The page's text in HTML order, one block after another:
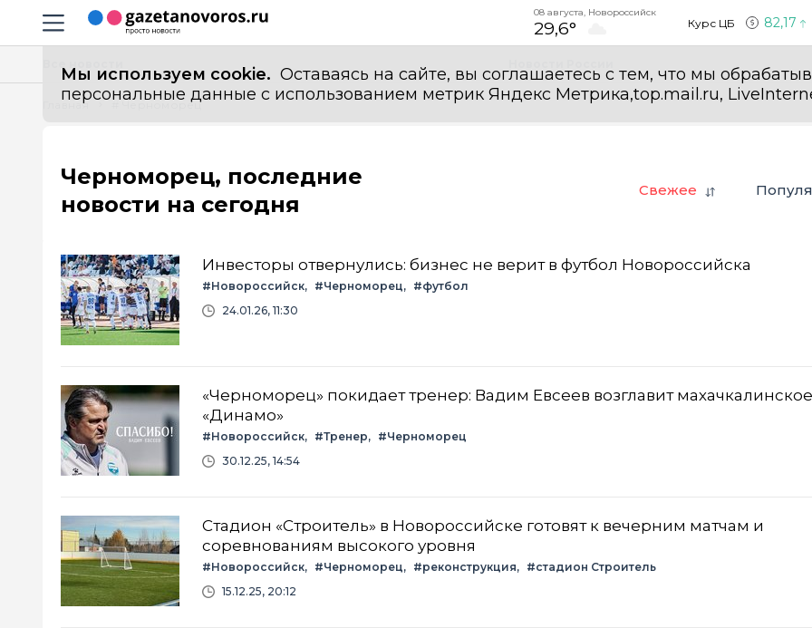
Навигация сайта
08 августа, Новороссийск
29,6° Курс ЦБ 82,17
Мы используем cookie. Оставаясь на сайте, вы соглашаетесь с тем, что мы
персональные данные с использованием метрик Яндекс Метрика,top.mail.ru,
Главная # Черноморец
Черноморец, последние
новости на сегодня
Свежее
Инвесторы отвернулись: бизнес не верит в футбол Новороссийска
#Новороссийск #Черноморец
#футбол
24.01.26, 11:30
«Черноморец» покидает тренер: Вадим Евсеев возглавит махачкалинское
«Динамо»
#Новороссийск #Тренер
#Черноморец
30.12.25, 14:54
Стадион «Строитель» в Новороссийске готовят к вечерним матчам и
соревнованиям высокого уровня
#Новороссийск #Черноморец #реконструкция
#стадион Строитель
15.12.25, 20:12